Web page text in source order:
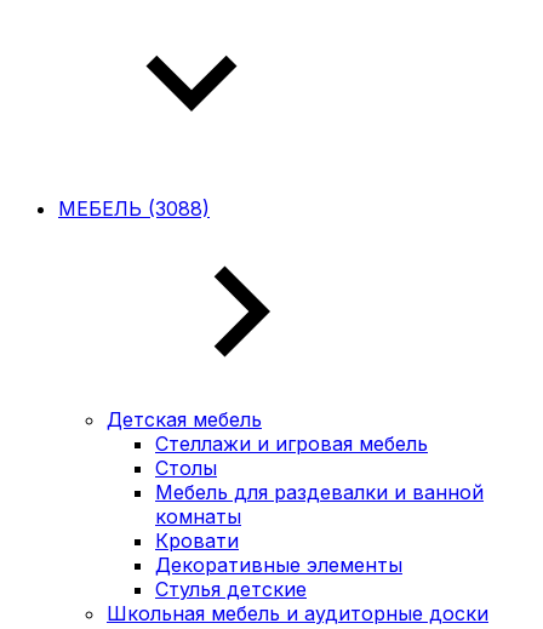
МЕБЕЛЬ (3088)
Детская мебель
Стеллажи и игровая мебель
Столы
Мебель для раздевалки и ванной
комнаты
Кровати
Декоративные элементы
Стулья детские
Школьная мебель и аудиторные доски